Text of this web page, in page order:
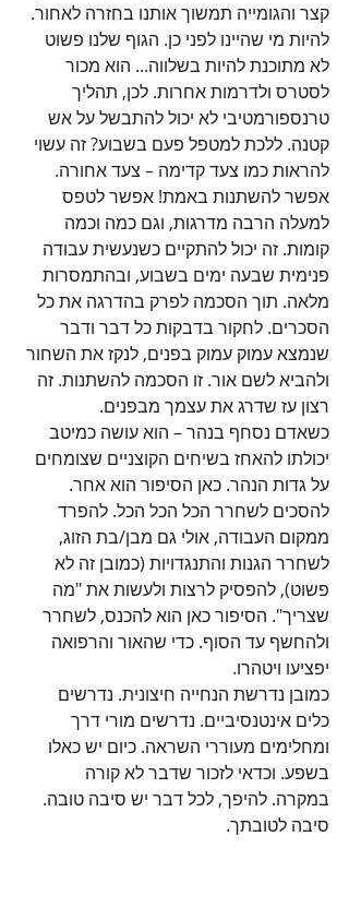
קצר והגומייה תמשוך אותנו בחזרה לאחור.
להיות מי שהיינו לפני כן. הגוף שלנו פשוט
לא מתוכנת להיות בשלווה... הוא מכור
לסטרס ולדרמות אחרות. לכן, תהליך
טרנספורמטיבי לא יכול להתבשל על אש
קטנה. ללכת למטפל פעם בשבוע? זה עשוי
להראות כמו צעד קדימה – צעד אחורה.
אפשר להשתנות באמת! אפשר לטפס
למעלה הרבה מדרגות, וגם כמה וכמה
קומות. זה יכול להתקיים כשנעשית עבודה
פנימית שבעה ימים בשבוע, ובהתמסרות
מלאה. תוך הסכמה לפרק בהדרגה את כל
הסכרים. לחקור בדבקות כל דבר ודבר
שנמצא עמוק עמוק בפנים, לנקז את השחור
ולהביא לשם אור. זו הסכמה להשתנות. זה
רצון עז שדרג את עצמך מבפנים.
כשאדם נסחף בנהר – הוא עושה כמיטב
יכולתו להאחז בשיחים הקוצניים שצומחים
על גדות הנהר. כאן הסיפור הוא אחר.
להסכים לשחרר הכל הכל הכל. להפרד
ממקום העבודה, אולי גם מבן/בת הזוג,
לשחרר הגנות והתנגדויות (כמובן זה לא
פשוט), להפסיק לרצות ולעשות את "מה
שצריך". הסיפור כאן הוא להכנס, לשחרר
ולהחשף עד הסוף. כדי שהאור והרפואה
יפציעו ויטהרו.
כמובן נדרשת הנחייה חיצונית. נדרשים
כלים אינטנסיביים. נדרשים מורי דרך
ומחלימים מעוררי השראה. כיום יש כאלו
בשפע. וכדאי לזכור שדבר לא קורה
במקרה. להיפך, לכל דבר יש סיבה טובה.
סיבה לטובתך.